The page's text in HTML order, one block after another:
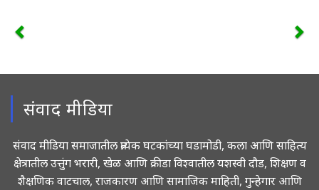
संवाद मीडिया
संवाद मीडिया समाजातील प्रत्येक घटकांच्या घडामोडी, कला आणि साहित्य
क्षेत्रातील उत्तुंग भरारी, खेळ आणि क्रीडा विश्वातील यशस्वी दौड, शिक्षण व
शैक्षणिक वाटचाल, राजकारण आणि सामाजिक माहिती, गुन्हेगार आणि